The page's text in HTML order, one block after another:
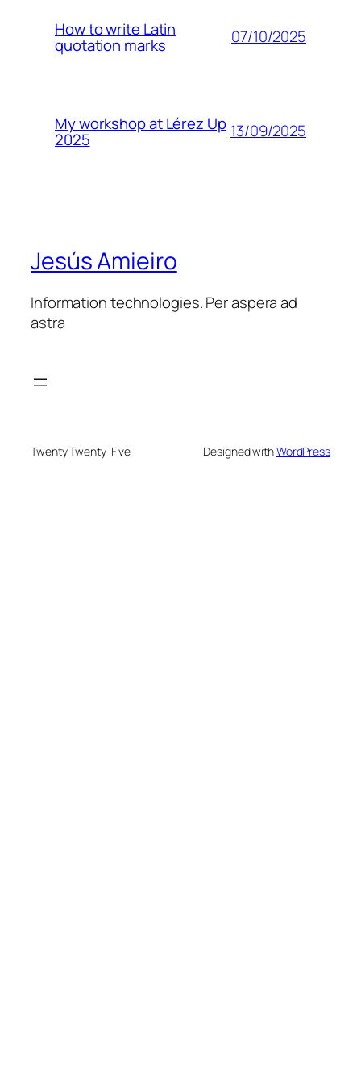
How to write Latin
quotation marks 07/10/2025
My workshop at Lérez Up
2025 13/09/2025
Jesús Amieiro
Information technologies. Per aspera ad
astra
Twenty Twenty-Five Designed withWordPress